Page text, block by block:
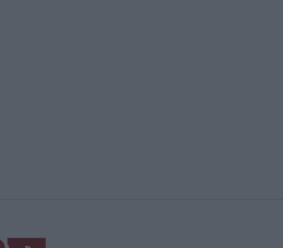
Sanità, Pd e Fp Cgil all’attacco: